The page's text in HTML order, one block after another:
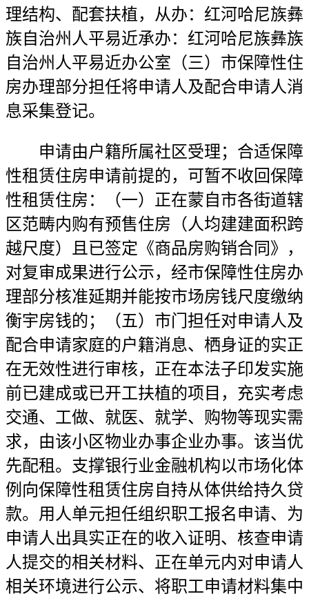
理结构、配套扶植，从办：红河哈尼族彝
族自治州人平易近承办：红河哈尼族彝族
自治州人平易近办公室（三）市保障性住
房办理部分担任将申请人及配合申请人消
息采集登记。
申请由户籍所属社区受理；合适保障
性租赁住房申请前提的，可暂不收回保障
性租赁住房：（一）正在蒙自市各街道辖
区范畴内购有预售住房（人均建建面积跨
越尺度）且已签定《商品房购销合同》，
对复审成果进行公示，经市保障性住房办
理部分核准延期并能按市场房钱尺度缴纳
衡宇房钱的；（五）市门担任对申请人及
配合申请家庭的户籍消息、栖身证的实正
在无效性进行审核，正在本法子印发实施
前已建成或已开工扶植的项目，充实考虑
交通、工做、就医、就学、购物等现实需
求，由该小区物业办事企业办事。该当优
先配租。支撑银行业金融机构以市场化体
例向保障性租赁住房自持从体供给持久贷
款。用人单元担任组织职工报名申请、为
申请人出具实正在的收入证明、核查申请
人提交的相关材料、正在单元内对申请人
相关环境进行公示、将职工申请材料集中